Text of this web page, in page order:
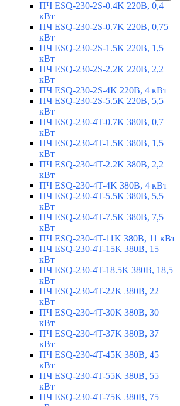
ПЧ ESQ-230-2S-0.4K 220В, 0,4
кВт
ПЧ ESQ-230-2S-0.7K 220В, 0,75
кВт
ПЧ ESQ-230-2S-1.5K 220В, 1,5
кВт
ПЧ ESQ-230-2S-2.2K 220В, 2,2
кВт
ПЧ ESQ-230-2S-4K 220В, 4 кВт
ПЧ ESQ-230-2S-5.5K 220В, 5,5
кВт
ПЧ ESQ-230-4T-0.7K 380В, 0,7
кВт
ПЧ ESQ-230-4T-1.5K 380В, 1,5
кВт
ПЧ ESQ-230-4T-2.2K 380В, 2,2
кВт
ПЧ ESQ-230-4T-4K 380В, 4 кВт
ПЧ ESQ-230-4T-5.5K 380В, 5,5
кВт
ПЧ ESQ-230-4T-7.5K 380В, 7,5
кВт
ПЧ ESQ-230-4T-11K 380В, 11 кВт
ПЧ ESQ-230-4T-15K 380В, 15
кВт
ПЧ ESQ-230-4T-18.5K 380В, 18,5
кВт
ПЧ ESQ-230-4T-22K 380В, 22
кВт
ПЧ ESQ-230-4T-30K 380В, 30
кВт
ПЧ ESQ-230-4T-37K 380В, 37
кВт
ПЧ ESQ-230-4T-45K 380В, 45
кВт
ПЧ ESQ-230-4T-55K 380В, 55
кВт
ПЧ ESQ-230-4T-75K 380В, 75